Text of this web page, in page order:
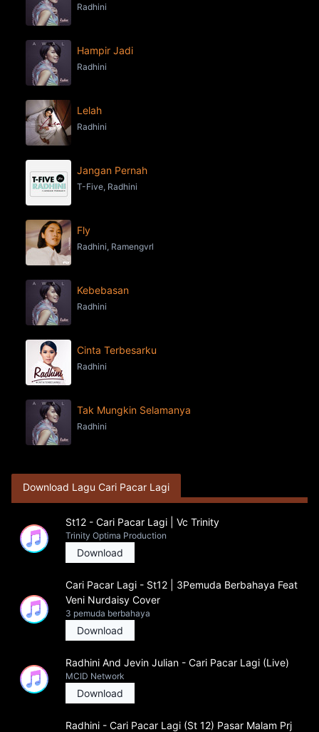
Radhini
Hampir Jadi
Radhini
Lelah
Radhini
Jangan Pernah
T-Five, Radhini
Fly
Radhini, Ramengvrl
Kebebasan
Radhini
Cinta Terbesarku
Radhini
Tak Mungkin Selamanya
Radhini
Download Lagu Cari Pacar Lagi
St12 - Cari Pacar Lagi | Vc Trinity
Trinity Optima Production
Download
Cari Pacar Lagi - St12 | 3Pemuda Berbahaya Feat
Veni Nurdaisy Cover
3 pemuda berbahaya
Download
Radhini And Jevin Julian - Cari Pacar Lagi (Live)
MCID Network
Download
Radhini - Cari Pacar Lagi (St 12) Pasar Malam Prj